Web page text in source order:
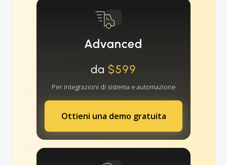
Advanced
da$599
Per integrazioni di sistema e automazione
Ottieni una demo gratuita